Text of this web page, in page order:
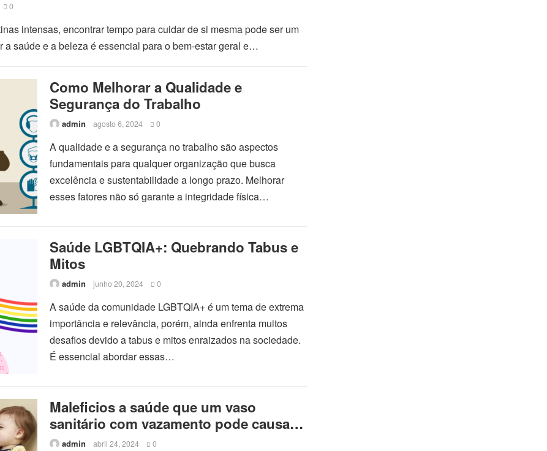
0
intensas, encontrar tempo para cuidar de si mesma pode ser um
a saúde e a beleza é essencial para o bem-estar geral e…
Como Melhorar a Qualidade e
Segurança do Trabalho
admin agosto 6, 2024 0
A qualidade e a segurança no trabalho são aspectos
fundamentais para qualquer organização que busca
excelência e sustentabilidade a longo prazo. Melhorar
esses fatores não só garante a integridade física…
Saúde LGBTQIA+: Quebrando Tabus e
Mitos
admin junho 20, 2024 0
A saúde da comunidade LGBTQIA+ é um tema de extrema
importância e relevância, porém, ainda enfrenta muitos
desafios devido a tabus e mitos enraizados na sociedade.
É essencial abordar essas…
Maleficios a saúde que um vaso
sanitário com vazamento pode causar a
crianças
admin abril 24, 2024 0